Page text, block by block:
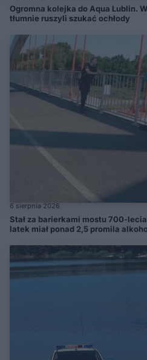
Ogromna kolejka do Aqua Lublin.
tłumnie ruszyli szukać ochłody
6 sierpnia 2026
Stał za barierkami mostu 700-
latek miał ponad 2,5 promila